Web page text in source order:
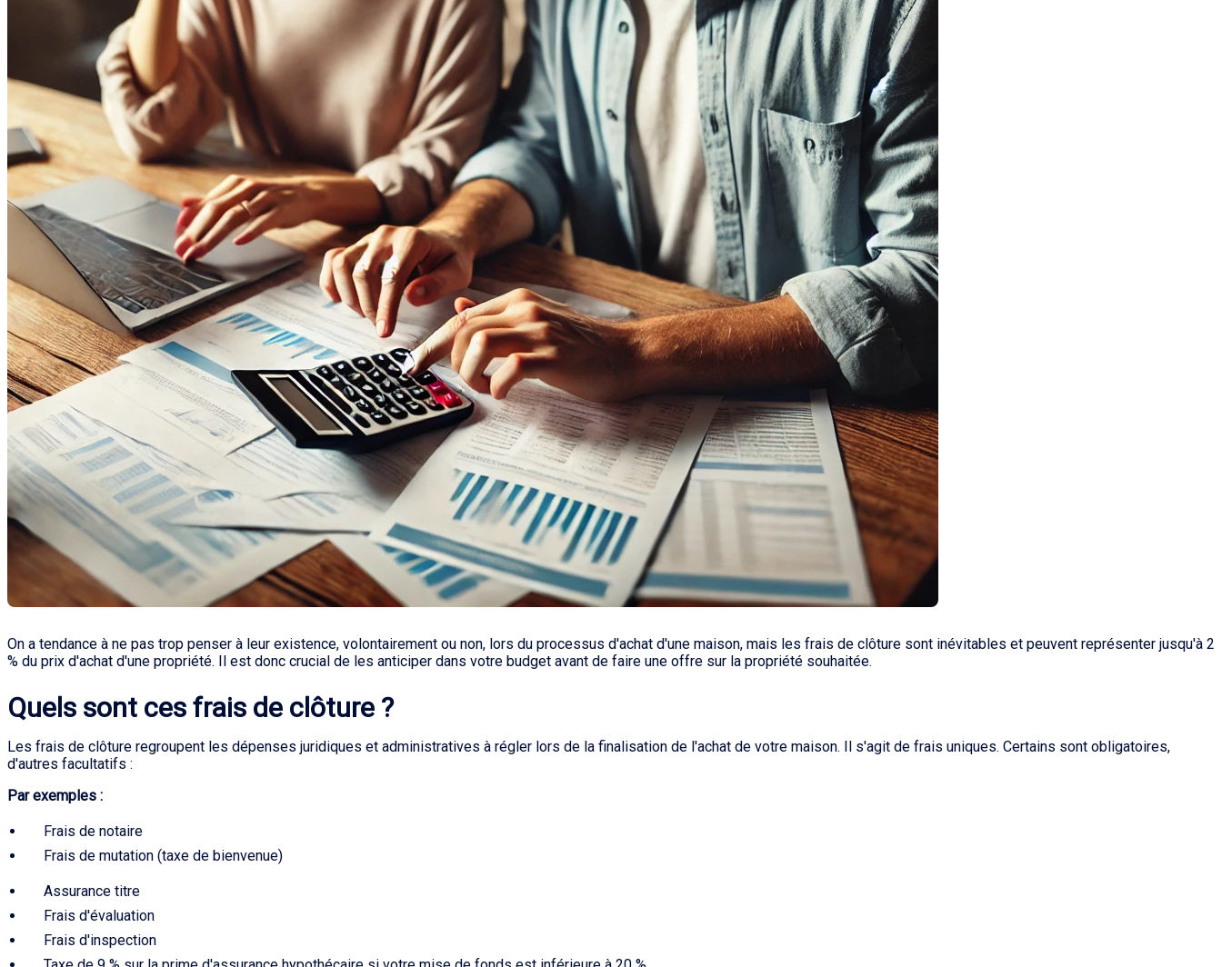
On a tendance à ne pas trop penser à leur existence, volontairement ou non, lors du processus d'achat d'une maison, mais les frais de clôture sont inévitables et peuvent représenter jusqu'à 2
% du prix d'achat d'une propriété. Il est donc crucial de les anticiper dans votre budget avant de faire une offre sur la propriété souhaitée.
Quels sont ces frais de clôture ?
Les frais de clôture regroupent les dépenses juridiques et administratives à régler lors de la finalisation de l'achat de votre maison. Il s'agit de frais uniques. Certains sont obligatoires,
d'autres facultatifs :
Par exemples :
Frais de notaire
Frais de mutation (taxe de bienvenue)
Assurance titre
Frais d'évaluation
Frais d'inspection